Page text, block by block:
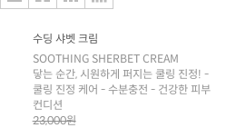
수딩 샤벳 크림
SOOTHING SHERBET CREAM
닿는 순간, 시원하게 퍼지는 쿨링 진정! -
쿨링 진정 케어 - 수분충전 - 건강한 피부
컨디션
23,000원